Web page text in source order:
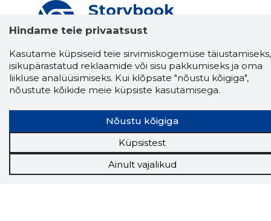
Storybook
Chrome laiendus
Storybooki laiendus ütleb Sulle, mis firma
veebilehel Sa parajasti viibid ja kui usaldusväärne
see firma täna on. LAADI LAIENDUS ALLA
Näed helistaja tausta!Storybooki Äpp toob
OTSEKONTAKTID400 000 Eesti
ettevõtte ja isikute kohta (juhid, ametnikud).
Andmed on rikastatud maksevõime ja
finantsinfoga.
Hindame teie privaatsust
Kasutame küpsiseid teie sirvimiskogemuse täiustamiseks,
isikupärastatud reklaamide või sisu pakkumiseks ja oma
liikluse analüüsimiseks. Kui klõpsate "nõustu kõigiga",
nõustute kõikide meie küpsiste kasutamisega.
Nõustu kõigiga
Küpsistest
Ainult vajalikud